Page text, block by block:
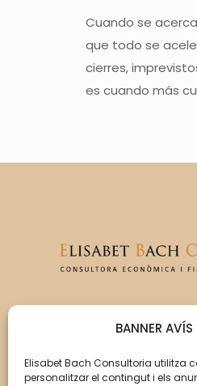
BANNER
Elisabet Bach Consultoria utilitza
personalitzar el contingut i els
Cuando se
que todo se
cierres,
es cuando más
del creixement de la
empresa perquè
assoleixi els seus